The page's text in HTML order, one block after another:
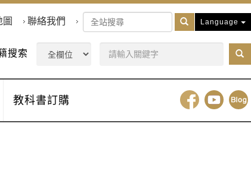
搜索
聯絡我們
教科書訂購
Language